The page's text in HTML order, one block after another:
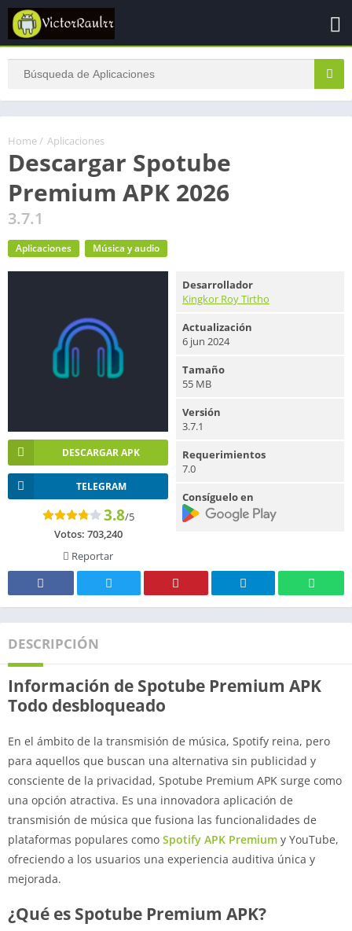
Home / Aplicaciones
Descargar Spotube
Premium APK 2026
3.7.1
Aplicaciones Música y audio
DESCARGAR APK
TELEGRAM
3.8/5
Votos: 703,240
Reportar
Desarrollador
Kingkor Roy Tirtho
Actualización
6 jun 2024
Tamaño
55 MB
Versión
3.7.1
Requerimientos
7.0
Consíguelo en
DESCRIPCIÓN
Información de Spotube Premium APK
Todo desbloqueado
En el ámbito de la transmisión de música, Spotify reina, pero
para aquellos que buscan una alternativa sin publicidad y
consciente de la privacidad, Spotube Premium APK surge como
una opción atractiva. Es una innovadora aplicación de
transmisión de música que fusiona las funcionalidades de
plataformas populares como Spotify APK Premium y YouTube,
ofreciendo a los usuarios una experiencia auditiva única y
mejorada.
¿Qué es Spotube Premium APK?